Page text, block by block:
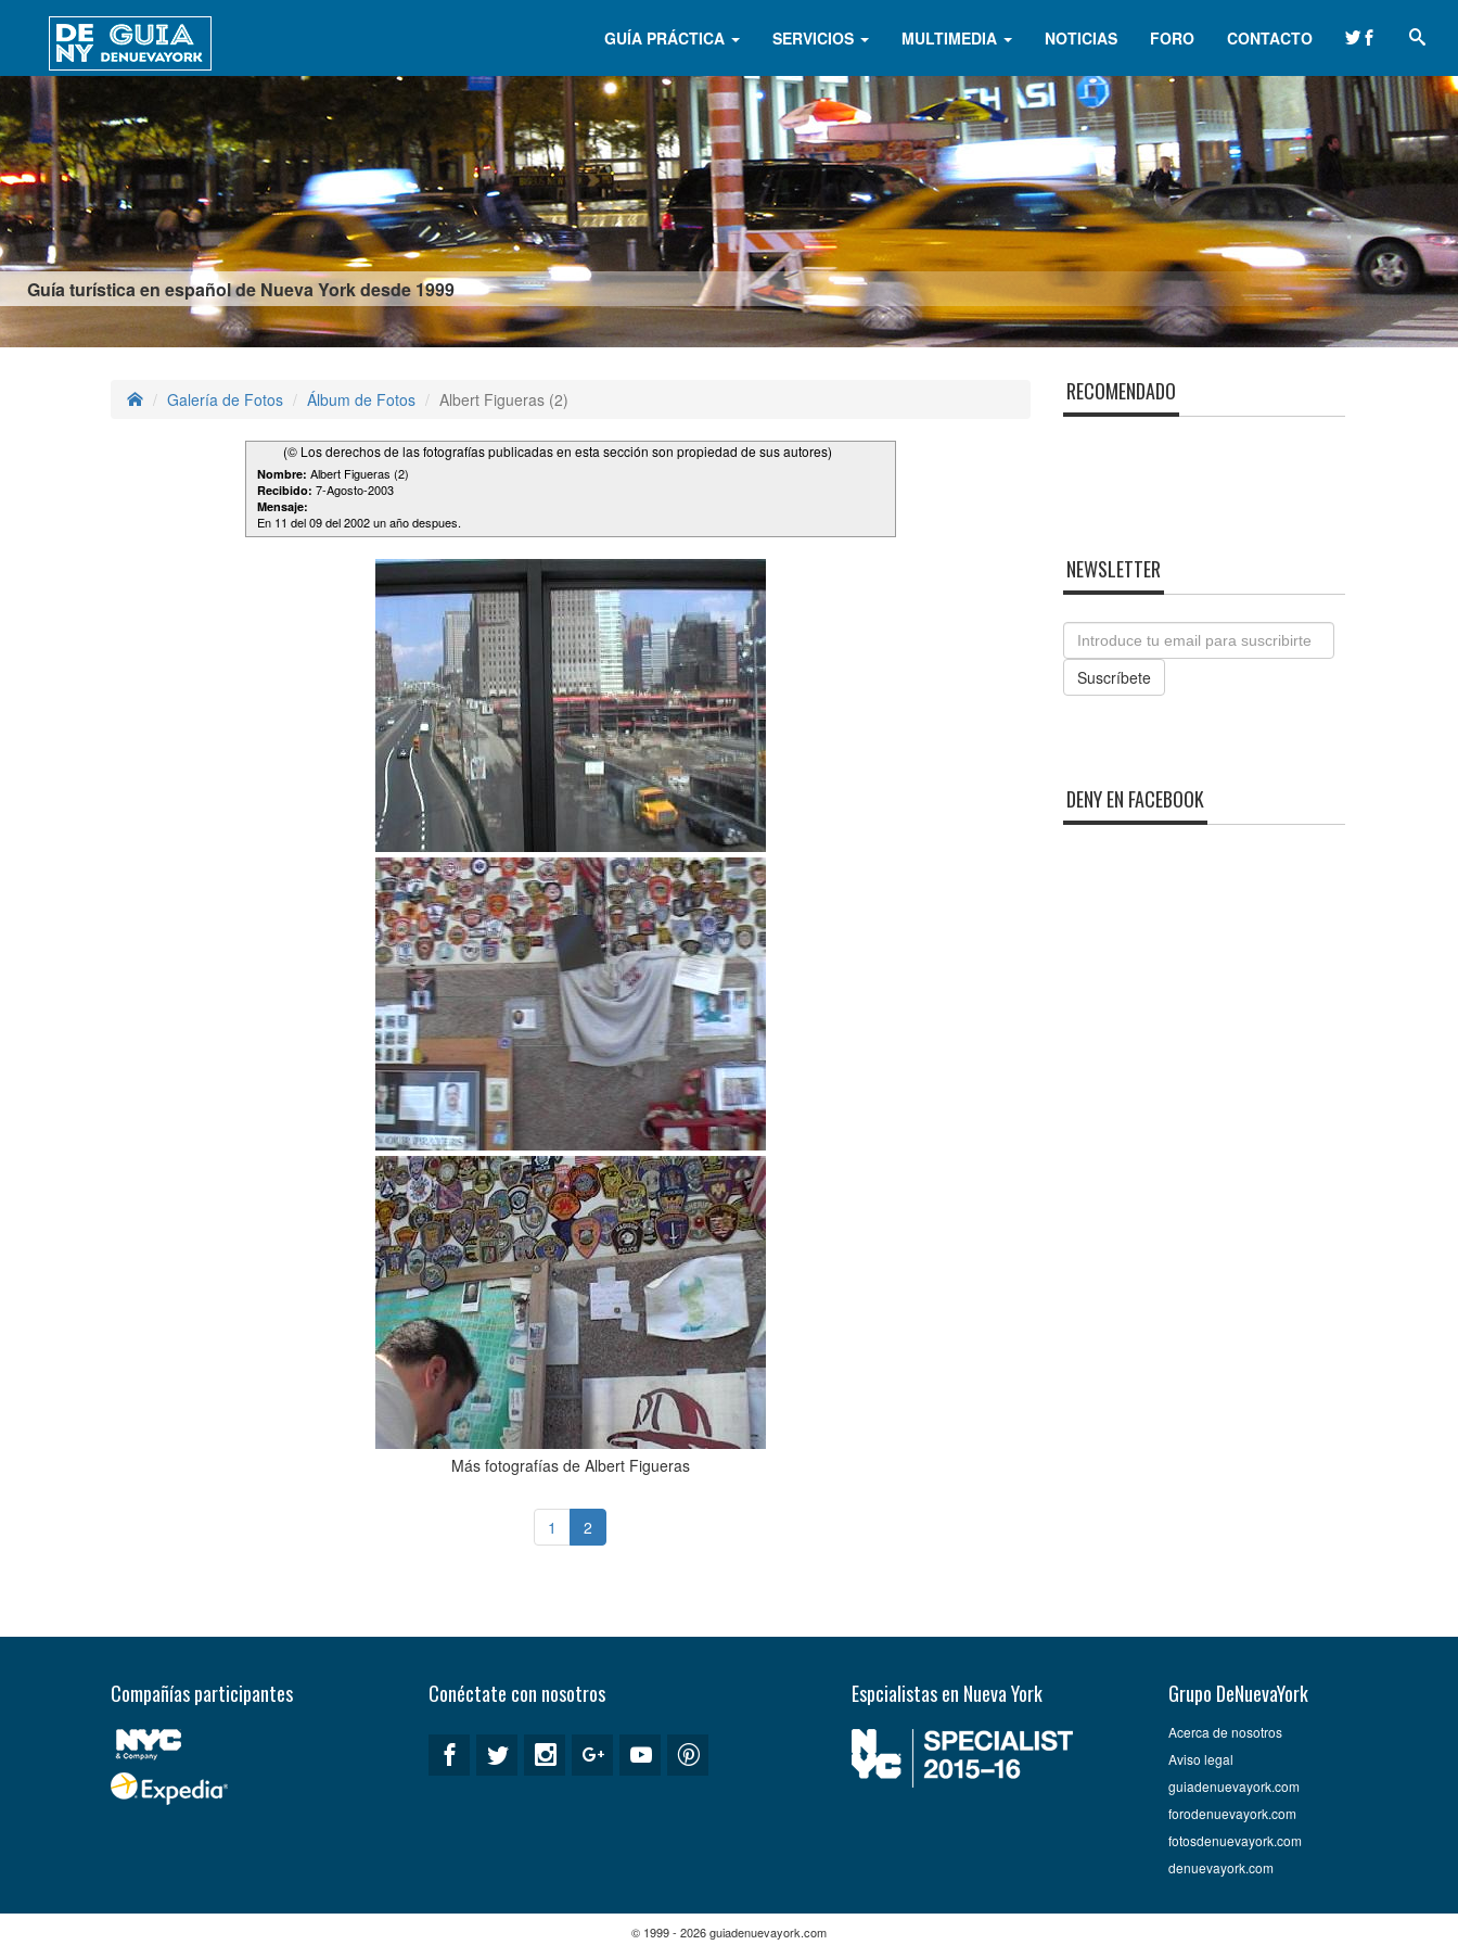
Guía turística en español de Nueva York desde 1999
GUÍA PRÁCTICA SERVICIOS MULTIMEDIA NOTICIAS FORO CONTACTO
Galería de Fotos Álbum de Fotos Albert Figueras (2)
(© Los derechos de las fotografías publicadas en esta sección son propiedad de sus autores)
Nombre: Albert Figueras (2)
Recibido: 7-Agosto-2003
Mensaje:
En 11 del 09 del 2002 un año despues.
Más fotografías de Albert Figueras
1 2
RECOMENDADO
NEWSLETTER
Email
Suscríbete
DENY EN FACEBOOK
Compañías participantes Conéctate con nosotros Espcialistas en Nueva York Grupo DeNuevaYork
Acerca de nosotros
Aviso legal
guiadenuevayork.com
forodenuevayork.com
fotosdenuevayork.com
denuevayork.com
© 1999 - 2026 guiadenuevayork.com